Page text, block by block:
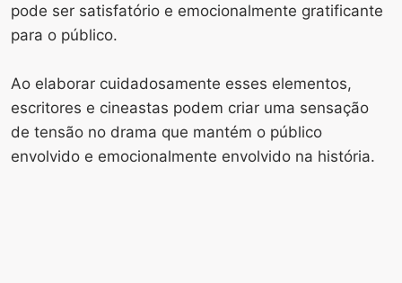
pode ser satisfatório e emocionalmente gratificante
para o público.
Ao elaborar cuidadosamente esses elementos,
escritores e cineastas podem criar uma sensação
de tensão no drama que mantém o público
envolvido e emocionalmente envolvido na história.